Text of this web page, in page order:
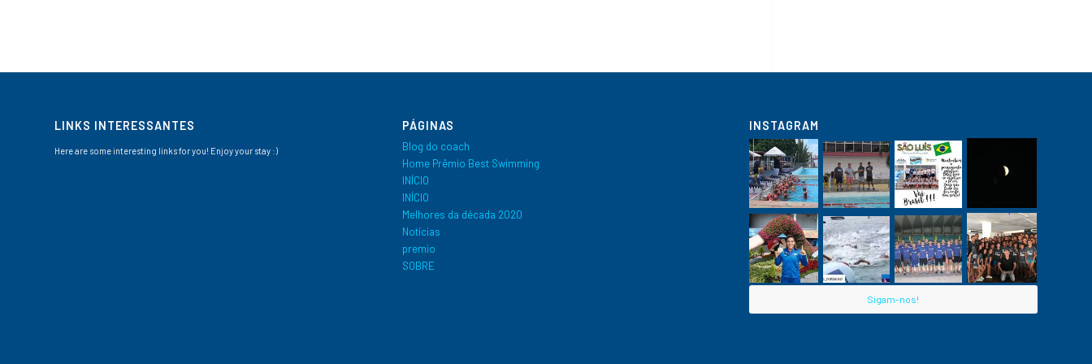
LINKS INTERESSANTES
Here are some interesting links for you! Enjoy your stay :)
PÁGINAS
Blog do coach
Home Prêmio Best Swimming
INÍCIO
INÍCIO
Melhores da década 2020
Notícias
premio
SOBRE
INSTAGRAM
Sigam-nos!